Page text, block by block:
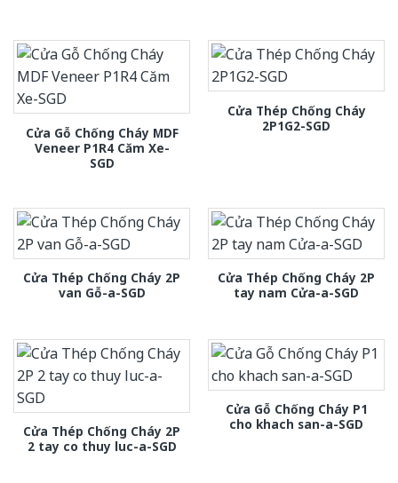
Cửa Gỗ Chống Cháy MDF
Veneer P1R4 Căm Xe-
SGD
Cửa Thép Chống Cháy
2P1G2-SGD
Cửa Thép Chống Cháy 2P
van Gỗ-a-SGD
Cửa Thép Chống Cháy 2P
tay nam Cửa-a-SGD
Cửa Thép Chống Cháy 2P
2 tay co thuy luc-a-SGD
Cửa Gỗ Chống Cháy P1
cho khach san-a-SGD